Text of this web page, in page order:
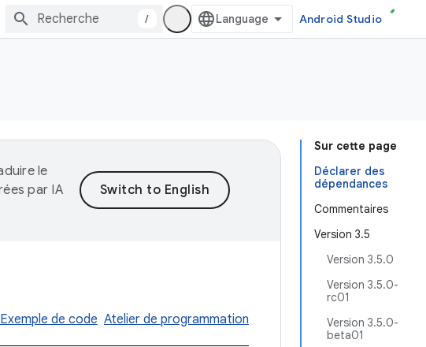
/ Android Studio
Sur cette page
Déclarer des
dépendances
Commentaires
Version 3.5
Version 3.5.0
Version 3.5.0-
rc01
Version 3.5.0-
beta01
le
par IA
Exemple de code Atelier de programmation